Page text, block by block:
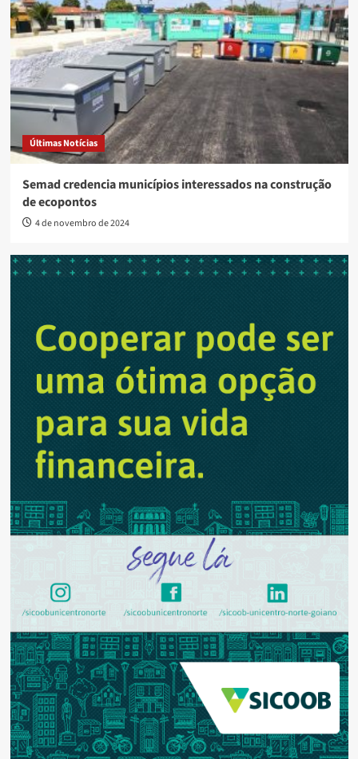
Últimas Notícias
Semad credencia municípios interessados na construção
de ecopontos
4 de novembro de 2024